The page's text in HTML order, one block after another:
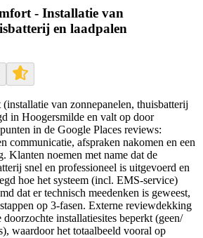
- Installatie van
en laadpalen
van zonnepanelen, thuisbatterij
in Hoogersmilde en valt op door
in de Google Places reviews:
communicatie, afspraken nakomen en een
Klanten noemen met name dat de
snel en professioneel is uitgevoerd en
hoe het systeem (incl. EMS-service)
dat er technisch meedenken is geweest,
op 3-fasen. Externe reviewdekking
installatiesites beperkt (geen/
waardoor het totaalbeeld vooral op